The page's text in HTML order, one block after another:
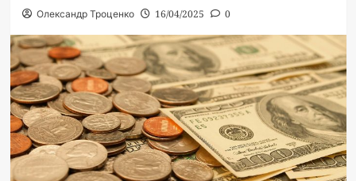
Олександр Троценко 16/04/2025 0